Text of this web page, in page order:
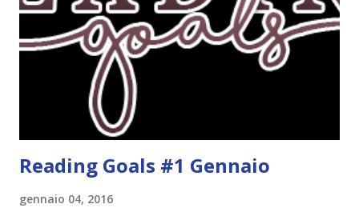
fuoco - Josephine Angeline \\ 19 settembre. Qualsiasi
libro cita anche soltanto "Salem" deve essere
assolutamente mio. Sono affascinata dalla storia delle
streghe di Salem e se oltre alle streghe aggiungiamo
mondi paralleli e gemelle malefiche, la mia curiosità monta
Reading Goals #1 Gennaio
gennaio 04, 2016